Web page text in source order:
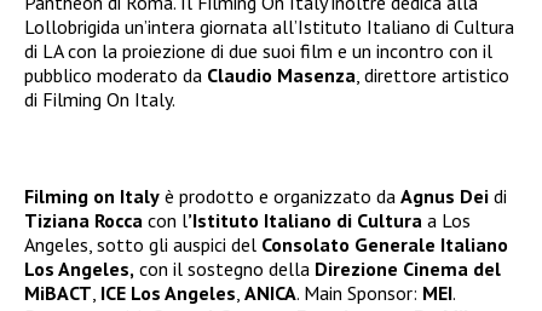
Lollobrigida un’intera giornata all’Istituto Italiano di Cultura
di LA con la proiezione di due suoi film e un incontro con il
pubblico moderato da Claudio Masenza , direttore artistico
di Filming On Italy.
Filming on Italy è prodotto e organizzato da Agnus Dei di
Tiziana Rocca con l’Istituto Italiano di Cultura a Los
Angeles, sotto gli auspici del Consolato Generale Italiano
Los Angeles, con il sostegno della Direzione Cinema del
MiBACT ICE Los Angeles ANICA. Main Sponsor: MEI.